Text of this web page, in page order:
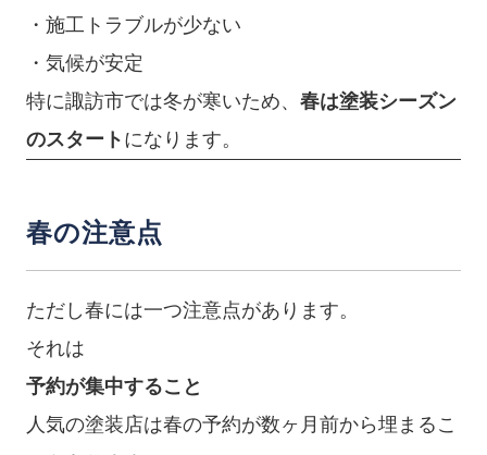
・施工トラブルが少ない
・気候が安定
特に諏訪市では冬が寒いため、 春は塗装シーズン
のスタート になります。
春の注意点
ただし春には一つ注意点があります。
それは
予約が集中すること
人気の塗装店は春の予約が数ヶ月前から埋まるこ